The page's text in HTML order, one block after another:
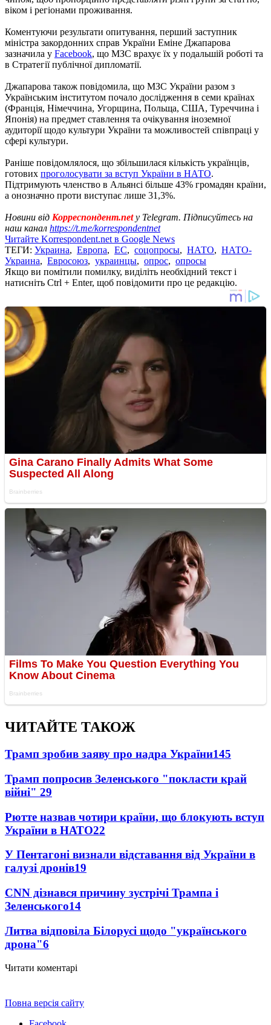
віком і регіонами проживання.
Коментуючи результати опитування, перший заступник
міністра закордонних справ України Еміне Джапарова
зазначила у Facebook, що МЗС врахує їх у подальшій роботі та
в Стратегії публічної дипломатії.
Джапарова також повідомила, що МЗС України разом з
Українським інститутом почало дослідження в семи країнах
(Франція, Німеччина, Угорщина, Польща, США, Туреччина і
Японія) на предмет ставлення та очікування іноземної
аудиторії щодо культури України та можливостей співпраці у
сфері культури.
Раніше повідомлялося, що збільшилася кількість українців,
готових проголосувати за вступ України в НАТО.
Підтримують членство в Альянсі більше 43% громадян країни,
а онозначно проти виступає лише 31,3%.
Новини від Корреспондент.netу Telegram. Підписуйтесь на
наш канал https://t.me/korrespondentnet
Читайте Korrespondent.net в Google News
ТЕГИ: Украина, Европа, ЕС, соцопросы, НАТО, НАТО-
Украина, Евросоюз, украинцы, опрос, опросы
Якщо ви помітили помилку, виділіть необхідний текст і
натисніть Ctrl + Enter, щоб повідомити про це редакцію.
ЧИТАЙТЕ ТАКОЖ
Трамп зробив заяву про надра України145
Трамп попросив Зеленського "покласти край
війні" 29
Рютте назвав чотири країни, що блокують вступ
України в НАТО22
У Пентагоні визнали відставання від України в
галузі дронів19
CNN дізнався причину зустрічі Трампа і
Зеленського14
Литва відповіла Білорусі щодо "українського
дрона"6
Читати коментарі
Повна версія сайту